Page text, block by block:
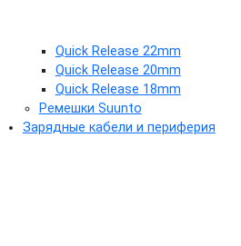
Quick Release 22mm
Quick Release 20mm
Quick Release 18mm
Ремешки Suunto
Зарядные кабели и периферия